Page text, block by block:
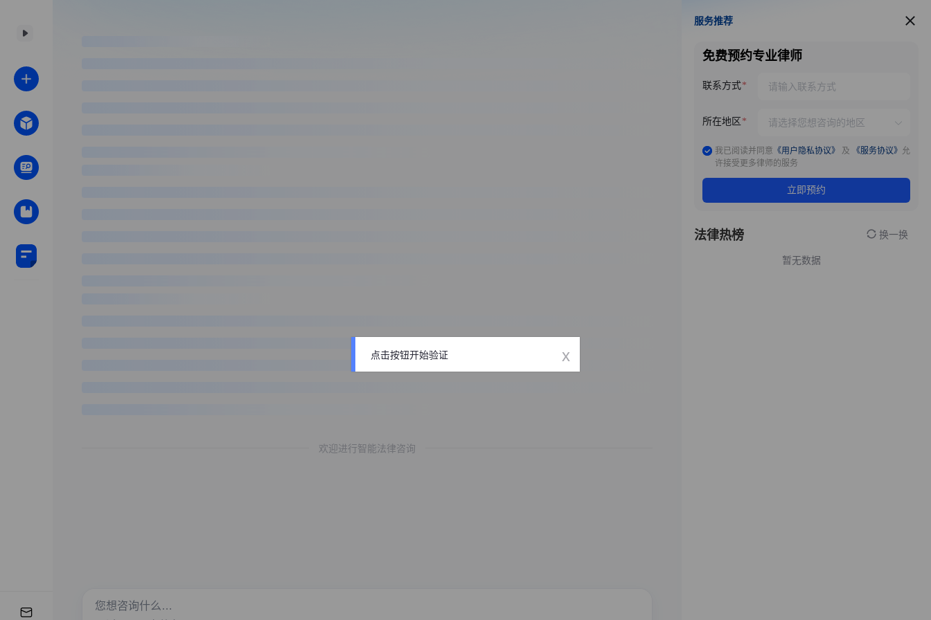
欢迎进行智能法律咨询
服务推荐
服务推荐
免费预约专业律师
联系方式
所在地区
我已阅读并同意 《用户隐私协议》 及 《服务协议》 允
许接受更多律师的服务
立即预约
法律热榜 换一换
暂无数据
点击按钮开始验证 x